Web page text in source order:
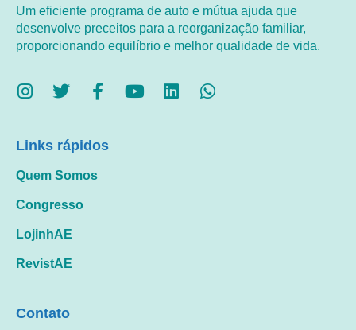
Um eficiente programa de auto e mútua ajuda que
desenvolve preceitos para a reorganização familiar,
proporcionando equilíbrio e melhor qualidade de vida.
Links rápidos
Quem Somos
Congresso
LojinhAE
RevistAE
Contato